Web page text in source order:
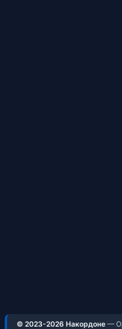
© 2023-2026 Накордоне —